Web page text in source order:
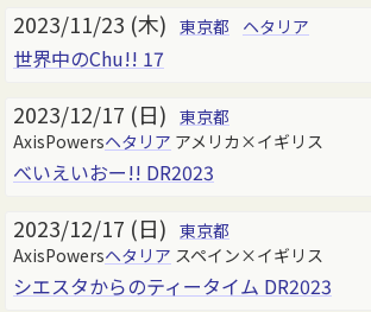
2023/11/23 (木) 東京都 ヘタリア
世界中のChu!! 17
2023/12/17 (日) 東京都
AxisPowersヘタリア アメリカ×イギリス
べいえいおー!! DR2023
2023/12/17 (日) 東京都
AxisPowersヘタリア スペイン×イギリス
シエスタからのティータイム DR2023